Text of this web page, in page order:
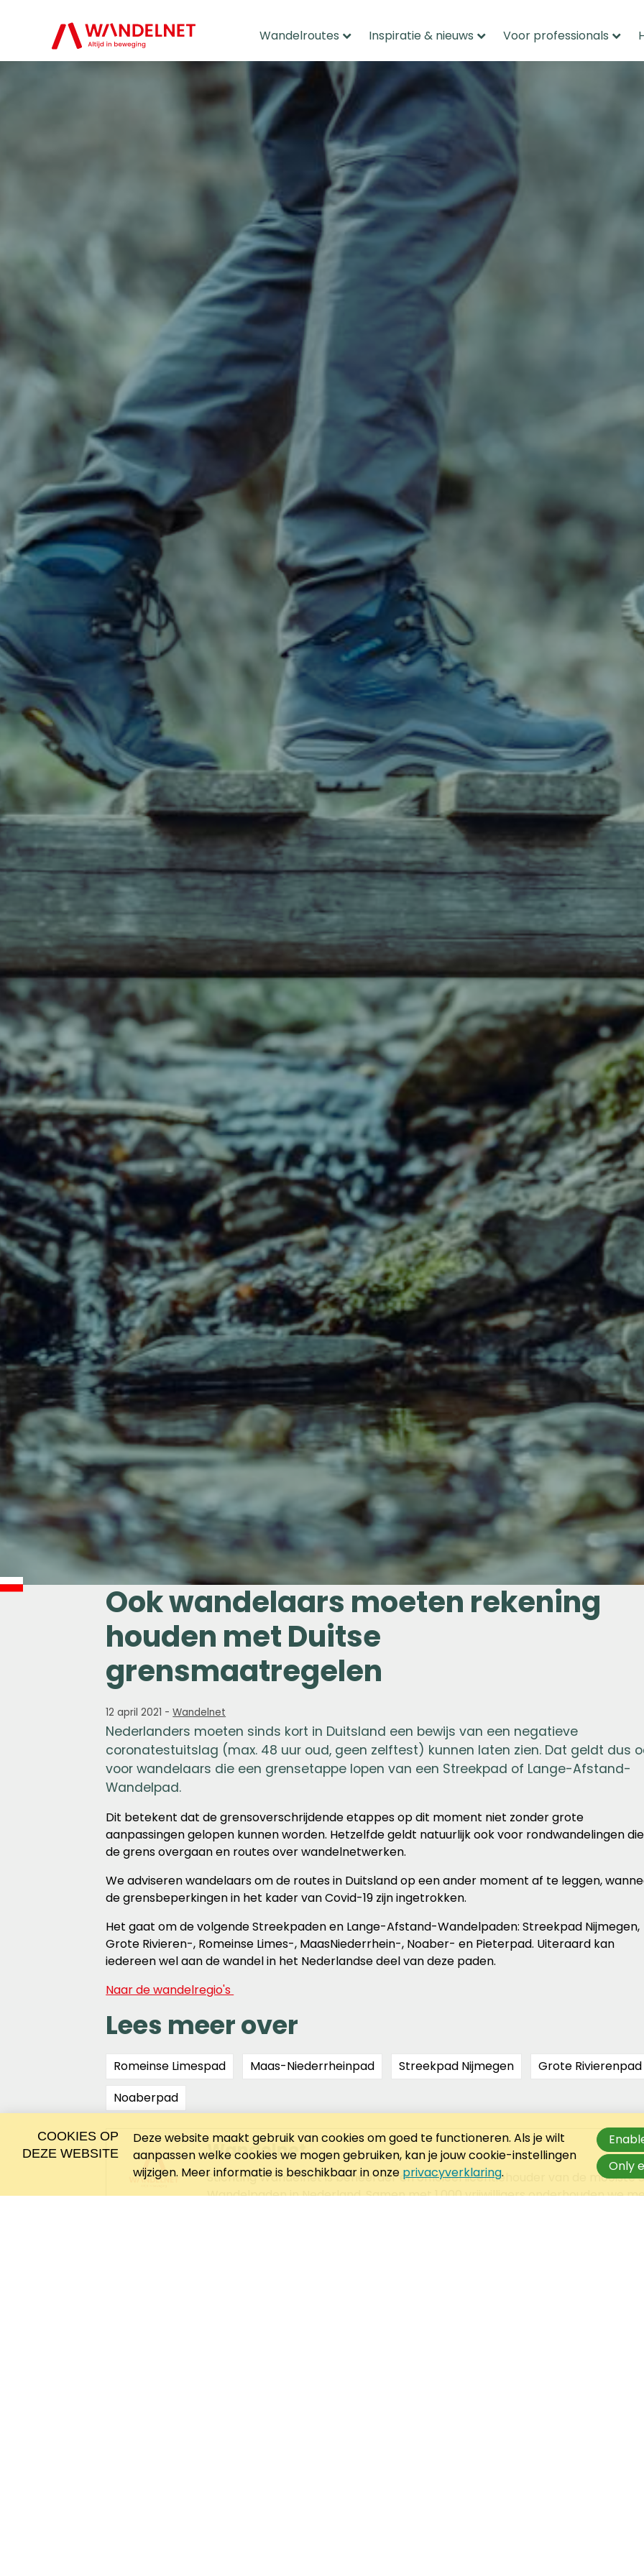
Wandelroutes Inspiratie & nieuws Voor professionals
Ook wandelaars moeten rekening
houden met Duitse
grensmaatregelen
12 april 2021 -Wandelnet
Nederlanders moeten sinds kort in Duitsland een bewijs van een negatieve
coronatestuitslag (max. 48 uur oud, geen zelftest) kunnen laten zien. Dat geldt dus
voor wandelaars die een grensetappe lopen van een Streekpad of Lange-Afstand-
Wandelpad.
Dit betekent dat de grensoverschrijdende etappes op dit moment niet zonder grote
aanpassingen gelopen kunnen worden. Hetzelfde geldt natuurlijk ook voor rondwandelingen die
de grens overgaan en routes over wandelnetwerken.
We adviseren wandelaars om de routes in Duitsland op een ander moment af te leggen,
de grensbeperkingen in het kader van Covid-19 zijn ingetrokken.
Het gaat om de volgende Streekpaden en Lange-Afstand-Wandelpaden: Streekpad Nijmegen,
Grote Rivieren-, Romeinse Limes-, MaasNiederrhein-, Noaber- en Pieterpad. Uiteraard kan
iedereen wel aan de wandel in het Nederlandse deel van deze paden.
Naar de wandelregio's
Lees meer over
Romeinse Limespad Maas-Niederrheinpad Streekpad Nijmegen
Grote Rivierenpad
Noaberpad
Wandelnet
Stichting Wandelnet is beheerder en officieel licentiehouder van de mooiste
Wandelpaden in Nederland. Samen met 1.000 vrijwilligers onderhouden we
COOKIES OP
DEZE WEBSITE
Deze website maakt gebruik van cookies om goed te functioneren. Als je wilt
aanpassen welke cookies we mogen gebruiken, kan je jouw cookie-instellingen
wijzigen. Meer informatie is beschikbaar in onze privacyverklaring.
Only